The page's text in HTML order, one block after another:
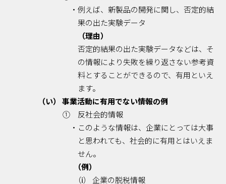
・例えば、新製品の開発に関し、否定的結
果の出た実験データ
（理由）
否定的結果の出た実験データなどは、そ
の情報により失敗を繰り返さない参考資
料とすることができるので、有用といえ
ます。
（い） 事業活動に有用でない情報の例
① 反社会的情報
・このような情報は、企業にとっては大事
と思われても、社会的に有用とはいえま
せん。
（例）
（ⅰ） 企業の脱税情報